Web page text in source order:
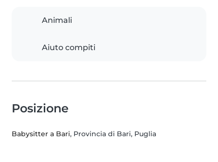
Animali
Aiuto compiti
Posizione
Babysitter a Bari, Provincia di Bari, Puglia